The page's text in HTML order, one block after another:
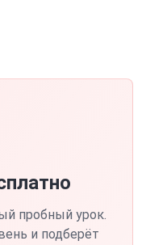
пробный урок.
и подберёт